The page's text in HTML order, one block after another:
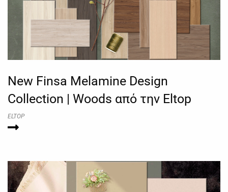
New Finsa Melamine Design
Collection | Woods από την Eltop
ELTOP